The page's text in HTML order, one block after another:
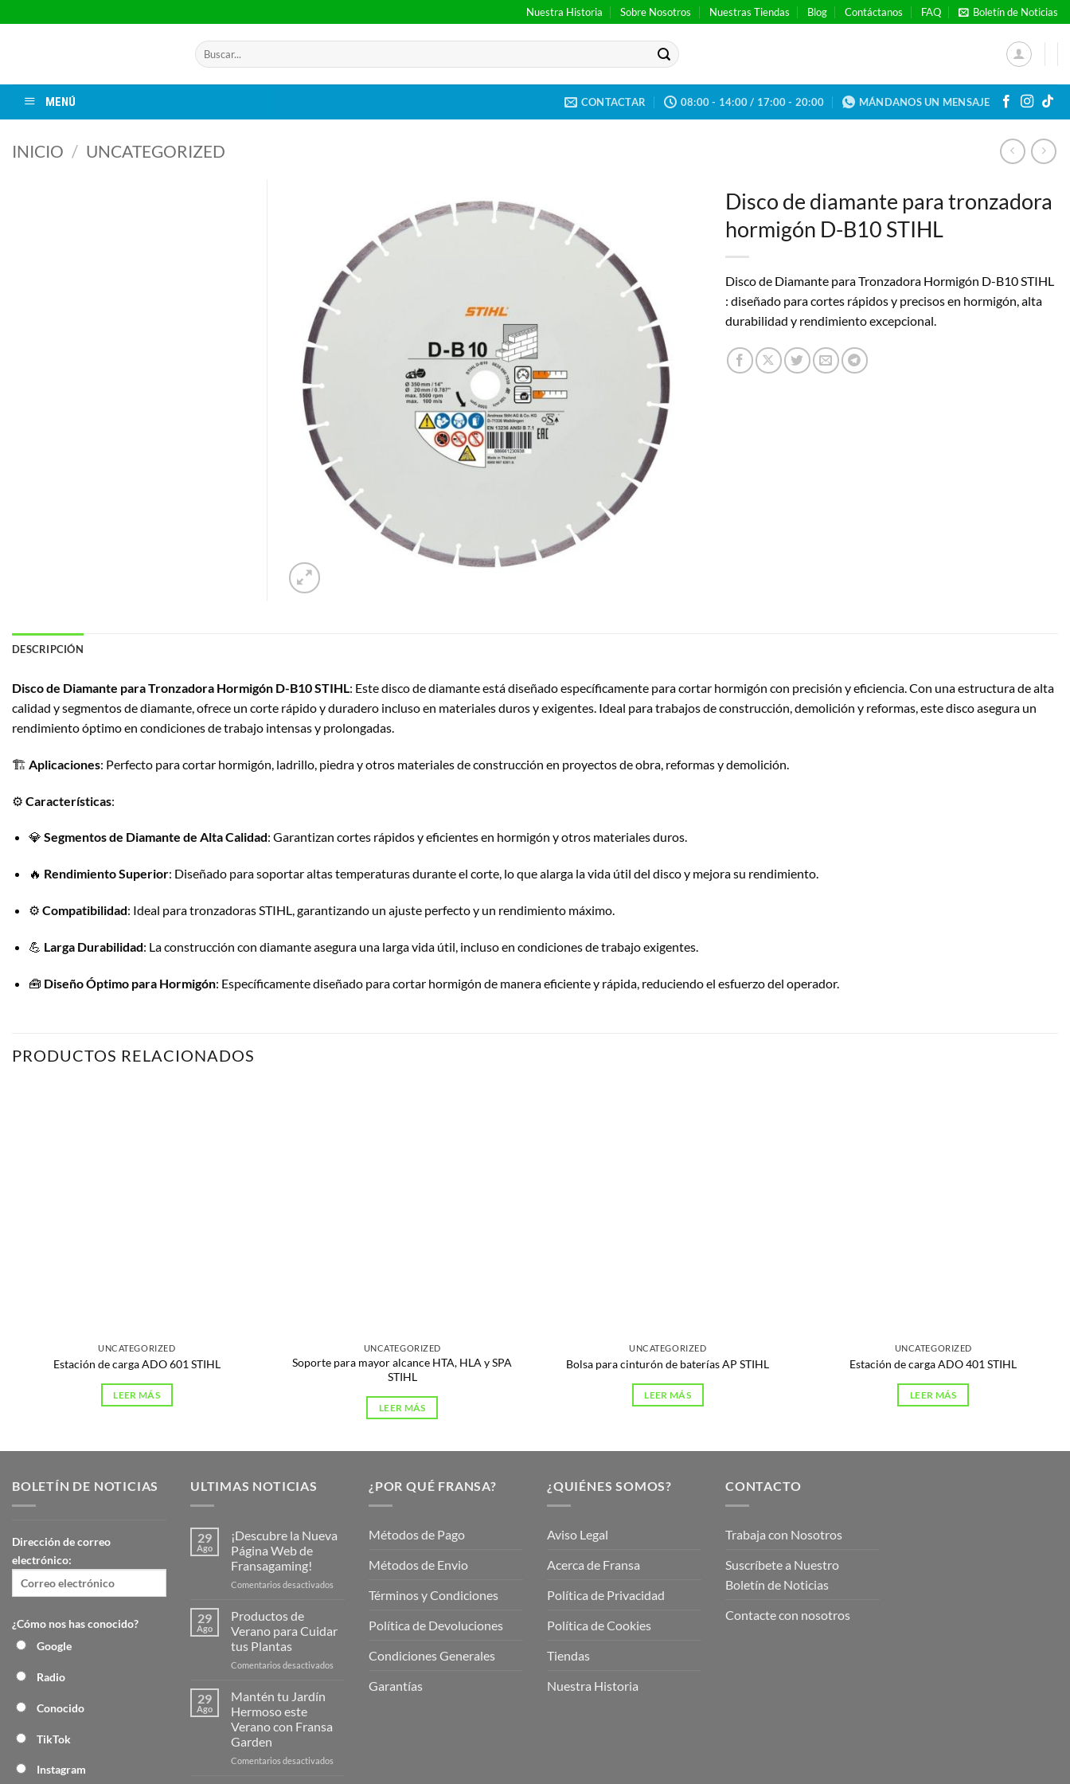
al
Nuestra Historia Sobre Nosotros Nuestras Tiendas Blog Contáctanos FAQ Boletín de Noticias
Buscar
por:
MENÚ CONTACTAR 08:00 - 14:00 / 17:00 - 20:00 MÁNDANOS UN MENSAJE
INICIO / UNCATEGORIZED
Disco de diamante para tronzadora
hormigón D-B10 STIHL
Disco de Diamante para Tronzadora Hormigón D-B10 STIHL
: diseñado para cortes rápidos y precisos en hormigón, alta
durabilidad y rendimiento excepcional.
DESCRIPCIÓN
Disco de Diamante para Tronzadora Hormigón D-B10 STIHL: Este disco de diamante está diseñado específicamente para cortar hormigón con precisión y eficiencia. Con una estructura de alta
calidad y segmentos de diamante, ofrece un corte rápido y duradero incluso en materiales duros y exigentes. Ideal para trabajos de construcción, demolición y reformas, este disco asegura un
rendimiento óptimo en condiciones de trabajo intensas y prolongadas.
🏗️ Aplicaciones: Perfecto para cortar hormigón, ladrillo, piedra y otros materiales de construcción en proyectos de obra, reformas y demolición.
⚙️ Características:
💎 Segmentos de Diamante de Alta Calidad: Garantizan cortes rápidos y eficientes en hormigón y otros materiales duros.
🔥 Rendimiento Superior: Diseñado para soportar altas temperaturas durante el corte, lo que alarga la vida útil del disco y mejora su rendimiento.
⚙️ Compatibilidad: Ideal para tronzadoras STIHL, garantizando un ajuste perfecto y un rendimiento máximo.
💪 Larga Durabilidad: La construcción con diamante asegura una larga vida útil, incluso en condiciones de trabajo exigentes.
🧰 Diseño Óptimo para Hormigón: Específicamente diseñado para cortar hormigón de manera eficiente y rápida, reduciendo el esfuerzo del operador.
PRODUCTOS RELACIONADOS
UNCATEGORIZED
Estación de carga ADO 601 STIHL
LEER MÁS
UNCATEGORIZED
Soporte para mayor alcance HTA, HLA y SPA
STIHL
LEER MÁS
UNCATEGORIZED
Bolsa para cinturón de baterías AP STIHL
LEER MÁS
UNCATEGORIZED
Estación de carga ADO 401 STIHL
LEER MÁS
BOLETÍN DE NOTICIAS
Dirección de correo
electrónico:
¿Cómo nos has conocido?
Google
Radio
Conocido
TikTok
Instagram
ULTIMAS NOTICIAS
29
Ago
¡Descubre la Nueva
Página Web de
Fransagaming!
Comentarios desactivados
Página
29
Ago
Productos de
Verano para Cuidar
tus Plantas
Comentarios desactivados
29
Ago
Mantén tu Jardín
Hermoso este
Verano con Fransa
Garden
Comentarios desactivados
¿POR QUÉ FRANSA?
Métodos de Pago
Métodos de Envio
Términos y Condiciones
Política de Devoluciones
Condiciones Generales
Garantías
¿QUIÉNES SOMOS?
Aviso Legal
Acerca de Fransa
Política de Privacidad
Política de Cookies
Tiendas
Nuestra Historia
CONTACTO
Trabaja con Nosotros
Suscríbete a Nuestro
Boletín de Noticias
Contacte con nosotros